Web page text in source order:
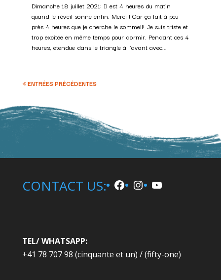
Dimanche 18 juillet 2021: Il est 4 heures du matin
quand le réveil sonne enfin. Merci ! Car ça fait à peu
près 4 heures que je cherche le sommeil! Je suis triste et
trop excitée en même temps pour dormir. Pendant ces 4
heures, étendue dans le triangle à l’avant avec...
« ENTRÉES PRÉCÉDENTES
CONTACT US: Facebook
Instagram
YouTube
TEL/ WHATSAPP:
+41 78 707 98 (cinquante et un) / (fifty-one)